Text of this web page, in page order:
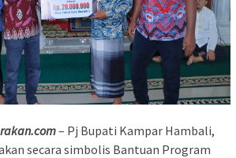
– Pj Bupati Kampar Hambali,
secara simbolis Bantuan Program